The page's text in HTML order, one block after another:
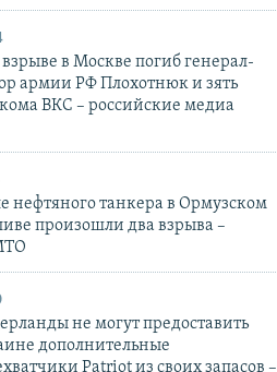
в Москве погиб генерал-
армии РФ Плохотнюк и зять
ВКС – российские медиа
нефтяного танкера в Ормузском
произошли два взрыва –
не могут предоставить
дополнительные
Patriot из своих запасов –